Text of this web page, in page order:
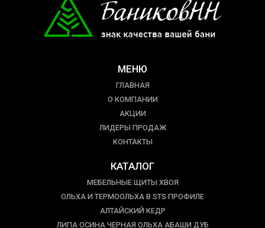
МЕНЮ
ГЛАВНАЯ
О КОМПАНИИ
АКЦИИ
ЛИДЕРЫ ПРОДАЖ
КОНТАКТЫ
КАТАЛОГ
МЕБЕЛЬНЫЕ ЩИТЫ ХВОЯ
ОЛЬХА И ТЕРМООЛЬХА В STS ПРОФИЛЕ
АЛТАЙСКИЙ КЕДР
ЛИПА ОСИНА ЧЕРНАЯ ОЛЬХА АБАШИ ДУБ